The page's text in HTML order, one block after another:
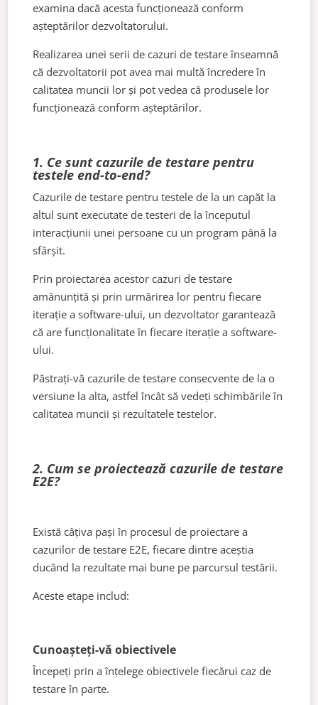
examina dacă acesta funcționează conform
așteptărilor dezvoltatorului.
Realizarea unei serii de cazuri de testare înseamnă
că dezvoltatorii pot avea mai multă încredere în
calitatea muncii lor și pot vedea că produsele lor
funcționează conform așteptărilor.
1. Ce sunt cazurile de testare pentru
testele end-to-end?
Cazurile de testare pentru testele de la un capăt la
altul sunt executate de testeri de la începutul
interacțiunii unei persoane cu un program până la
sfârșit.
Prin proiectarea acestor cazuri de testare
amănunțită și prin urmărirea lor pentru fiecare
iterație a software-ului, un dezvoltator garantează
că are funcționalitate în fiecare iterație a software-
ului.
Păstrați-vă cazurile de testare consecvente de la o
versiune la alta, astfel încât să vedeți schimbările în
calitatea muncii și rezultatele testelor.
2. Cum se proiectează cazurile de testare
E2E?
Există câțiva pași în procesul de proiectare a
cazurilor de testare E2E, fiecare dintre aceștia
ducând la rezultate mai bune pe parcursul testării.
Aceste etape includ:
Cunoașteți-vă obiectivele
Începeți prin a înțelege obiectivele fiecărui caz de
testare în parte.